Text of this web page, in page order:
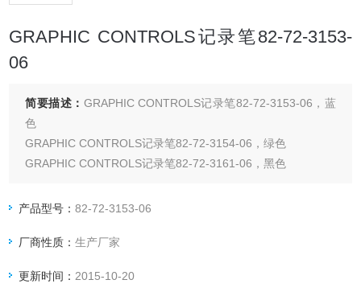
GRAPHIC CONTROLS记录笔82-72-3153-
06
简要描述： GRAPHIC CONTROLS记录笔82-72-3153-06，蓝
色
GRAPHIC CONTROLS记录笔82-72-3154-06，绿色
GRAPHIC CONTROLS记录笔82-72-3161-06，黑色
产品型号：82-72-3153-06
厂商性质：生产厂家
更新时间： 2015-10-20